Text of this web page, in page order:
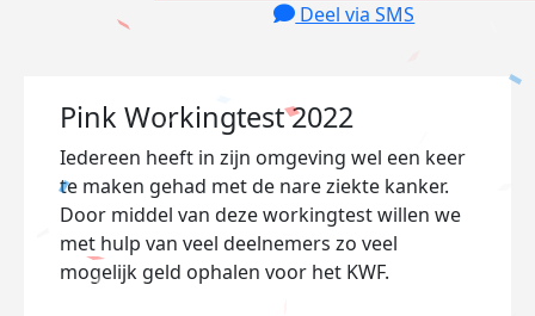
Deel via SMS
Pink Workingtest 2022
Iedereen heeft in zijn omgeving wel een keer
te maken gehad met de nare ziekte kanker.
Door middel van deze workingtest willen we
met hulp van veel deelnemers zo veel
mogelijk geld ophalen voor het KWF.